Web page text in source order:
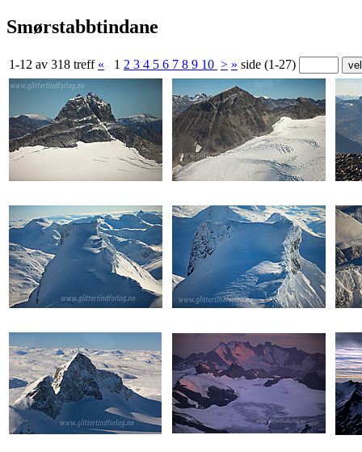
Smørstabbtindane
1-12 av 318 treff « 1 2 3 4 5 6 7 8 9 10 > » side (1-27)